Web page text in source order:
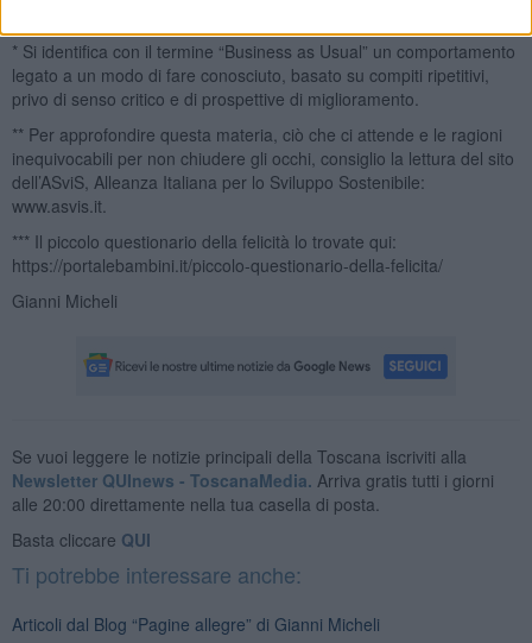
* Si identifica con il termine “Business as Usual” un comportamento
legato a un modo di fare conosciuto, basato su compiti ripetitivi,
privo di senso critico e di prospettive di miglioramento.
** Per approfondire questa materia, ciò che ci attende e le ragioni
inequivocabili per non chiudere gli occhi, consiglio la lettura del sito
dell’ASviS, Alleanza Italiana per lo Sviluppo Sostenibile:
www.asvis.it.
*** Il piccolo questionario della felicità lo trovate qui:
https://portalebambini.it/piccolo-questionario-della-felicita/
Gianni Micheli
Se vuoi leggere le notizie principali della Toscana iscriviti alla
Newsletter QUInews - ToscanaMedia. Arriva gratis tutti i giorni
alle 20:00 direttamente nella tua casella di posta.
Basta cliccare QUI
Ti potrebbe interessare anche:
Articoli dal Blog “Pagine allegre” di Gianni Micheli